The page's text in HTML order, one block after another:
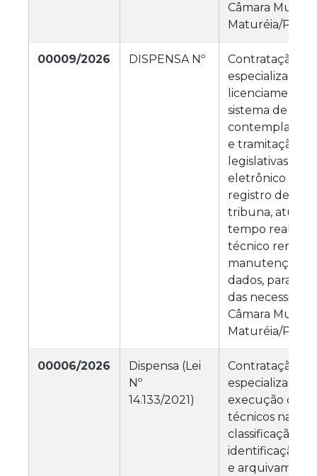
Câmara
Maturéia/PB.
00009/2026 DISPENSA Nº
Contratação
especializada
licenciamento
sistema de
contemplando
e tramitação
legislativas,
eletrônico de
registro de
tribuna,
tempo real,
técnico remoto
manutenção
dados, para
das
Câmara
Maturéia/PB.
00006/2026
Dispensa (Lei
Nº
14.133/2021)
Contratação
especializada
execução de
técnicos na
classificação,
identificação,
e